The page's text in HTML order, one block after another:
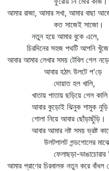
আমার রাজা, আমার সখা, আমার বাছা
কত সাজেই সাজো।
নতুন হয়ে আমার বুকে এলে,
চিরদিনের সহজ পথটি আপনি খুঁজে
আবার আমার লেখার সময় টেবিল গেল
আবার হঠাৎ উলটে প'ড়ে
দোয়াত হল খালি,
খাতায় পাতায় ছড়িয়ে গেল
আবার কুড়োই ঝিনুক শামুক নুড়ি
গোলা নিয়ে আবার ছোঁড়াছুঁড়ি।
আবার আমার নষ্ট সময় ভ্রষ্ট
উলটপালট গন্ডগোলের মাঝে
ফেলাছড়া-ভাঙাচোরার
আমার প্রাণের চিরবালক নতুন করে বাঁধল